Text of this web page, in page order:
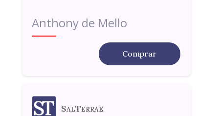
Anthony de Mello
Comprar
SalTerrae